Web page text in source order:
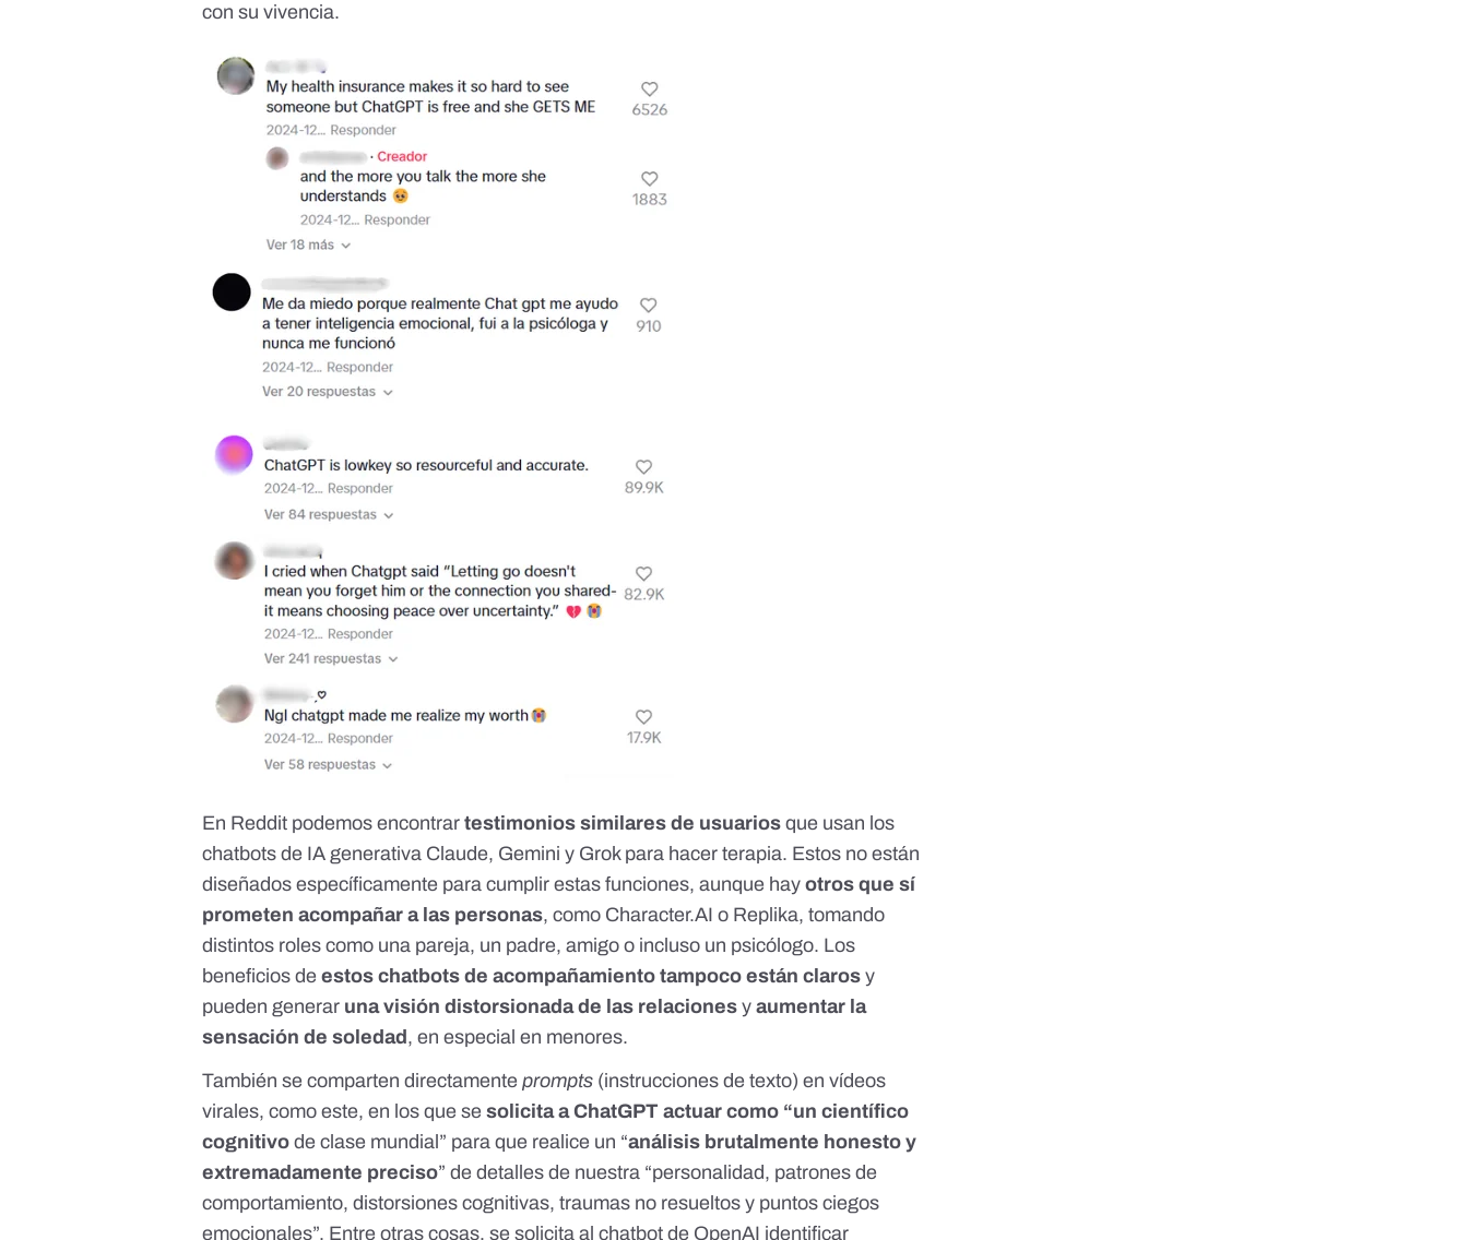
con su vivencia.
En Reddit podemos encontrartestimonios similares de usuariosque usan los
chatbots de IA generativa Claude, Gemini y Grok para hacer terapia. Estos no están
diseñados específicamente para cumplir estas funciones, aunque hay otros que sí
prometen acompañar a las personas, como Character.AI o Replika, tomando
distintos roles como una pareja, un padre, amigo o incluso un psicólogo. Los
beneficios de estos chatbots de acompañamiento tampoco están claros y
pueden generar una visión distorsionada de las relaciones yaumentar la
sensación de soledad , en especial en menores.
También se comparten directamenteprompts (instrucciones de texto) en vídeos
virales,como este, en los que sesolicita a ChatGPT actuar como “un científico
cognitivode clase mundial” para que realice un “análisis brutalmente honesto y
extremadamente preciso” de detalles de nuestra “personalidad, patrones de
comportamiento, distorsiones cognitivas, traumas no resueltos y puntos ciegos
emocionales”. Entre otras cosas, se solicita al chatbot de OpenAI identificar